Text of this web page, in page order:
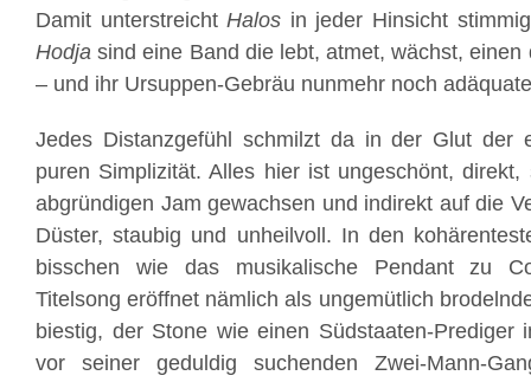
Damit unterstreichtHalos in jeder Hinsicht
Hodja sind eine Band die lebt, atmet, wächst,
– und ihr Ursuppen-Gebräu nunmehr noch
Jedes Distanzgefühl schmilzt da in der Glut der
puren Simplizität. Alles hier ist ungeschönt,
abgründigen Jam gewachsen und indirekt auf die
Düster, staubig und unheilvoll. In den
bisschen wie das musikalische Pendant zu
Titelsong eröffnet nämlich als ungemütlich
biestig, der Stone wie einen Südstaaten-Prediger
vor seiner geduldig suchenden Zwei-Mann-